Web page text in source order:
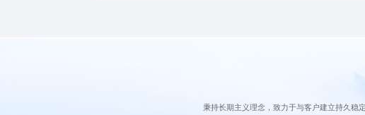
秉持长期主义理念，致力于与客户建立持久稳